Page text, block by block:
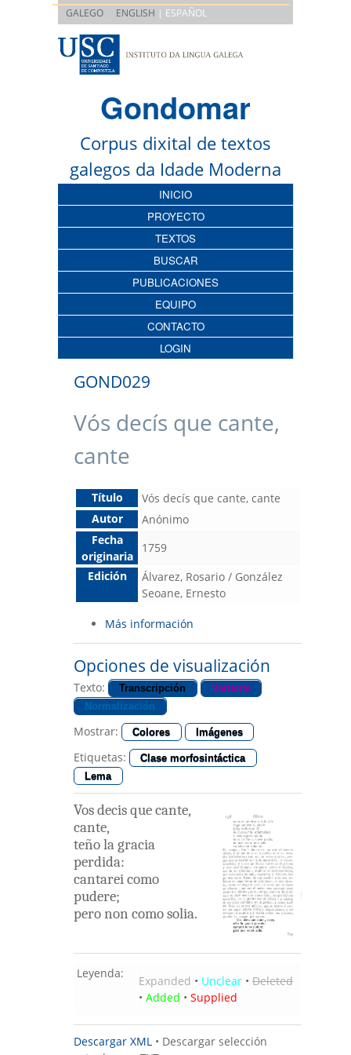
GALEGO ENGLISH | ESPAÑOL
Gondomar
Corpus dixital de textos
galegos da Idade Moderna
INICIO
PROYECTO
TEXTOS
BUSCAR
PUBLICACIONES
EQUIPO
CONTACTO
LOGIN
GOND029
Vós decís que cante,
cante
Título
Vós decís que cante, cante
Autor
Anónimo
Fecha
originaria
1759
Edición
Álvarez, Rosario / González
Seoane, Ernesto
Más información
Opciones de visualización
Texto: Transcripción
Variante
Normalización
Mostrar: Colores Imágenes
Etiquetas:
Clase morfosintáctica
Lema
Vosdecisquecante,
cante,
teñolagracia
perdida:
cantareicomo
pudere;
peronon comosolia.
Leyenda:
Expanded • Unclear • Deleted
• Added • Supplied
Descargar XML • Descargar selección